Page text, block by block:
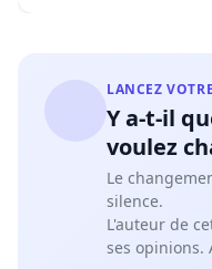
LANCEZ
Y a-t-il
voulez
Le
silence.
L'auteur de
ses opinions.